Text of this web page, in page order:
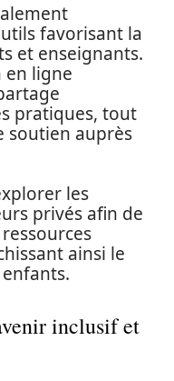
favorisant la
et enseignants.
en ligne
pratiques, tout
soutien auprès
les
privés afin de
ainsi le
inclusif et